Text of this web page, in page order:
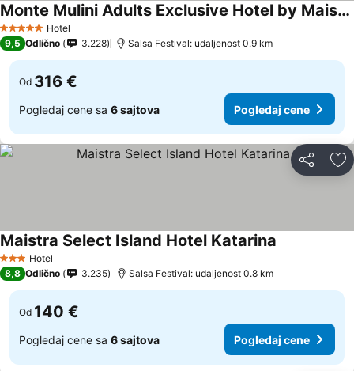
5 ZvezdiceHotel
Monte Mulini Adults Exclusive Hotel by Maistra Collection
9,5 Odlično 3.228 Salsa Festival: udaljenost 0.9 km
Od 316 €
Pogledaj cene sa 6 sajtova Pogledaj cene
Deli
3 Zvezdice
Hotel
Maistra Select Island Hotel Katarina
8,8 Odlično 3.235 Salsa Festival: udaljenost 0.8 km
Od 140 €
Pogledaj cene sa 6 sajtova Pogledaj cene